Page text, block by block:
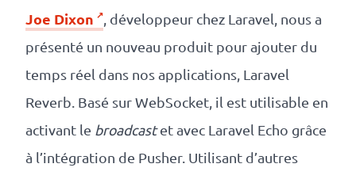
Joe Dixon
, développeur chez Laravel, nous a
présenté un nouveau produit pour ajouter du
temps réel dans nos applications, Laravel
Reverb. Basé sur WebSocket, il est utilisable en
activant le broadcastet avec Laravel Echo grâce
à l’intégration de Pusher. Utilisant d’autres